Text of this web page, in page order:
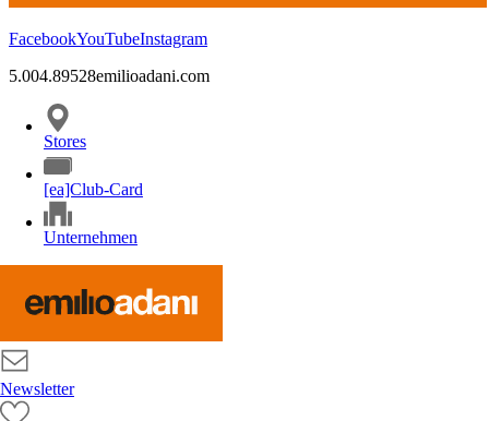
FacebookYouTubeInstagram
5.004.89528emilioadani.com
Stores
[ea]Club-Card
Unternehmen
Newsletter